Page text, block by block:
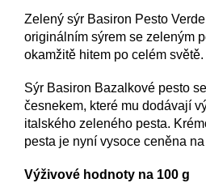
Zelený sýr Basiron Pesto
originálním sýrem se zeleným
okamžitě hitem po celém světě.
Sýr Basiron Bazalkové pesto
česnekem, které mu dodávají
italského zeleného pesta.
pesta je nyní vysoce ceněna
Výživové hodnoty na 100 g